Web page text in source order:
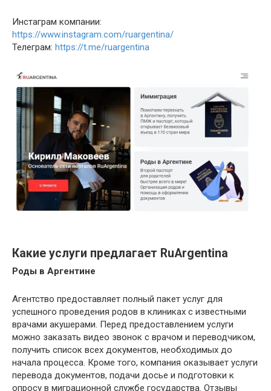
Инстаграм компании:
https://www.instagram.com/ruargentina/
Телеграм: https://t.me/ruargentina
Какие услуги предлагает RuArgentina
Роды в Аргентине
Агентство предоставляет полный пакет услуг для
успешного проведения родов в клиниках с известными
врачами акушерами. Перед предоставлением услуги
можно заказать видео звонок с врачом и переводчиком,
получить список всех документов, необходимых до
начала процесса. Кроме того, компания оказывает услуги
перевода документов, подачи досье и подготовки к
опросу в миграционной службе государства. Отзывы